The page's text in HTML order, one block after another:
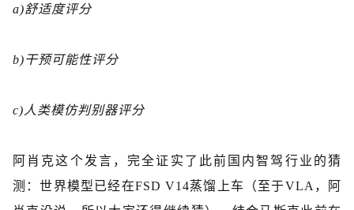
a)舒适度评分
b)干预可能性评分
c) 人类模仿判别器评分
阿肖克这个发言，完全证实了此前国内智驾行业的猜
测：世界模型已经在FSD V14蒸馏上车（至于VLA，阿